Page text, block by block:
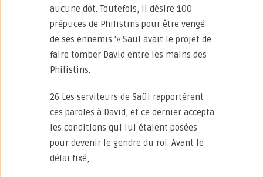
aucune dot. Toutefois, il désire 100
prépuces de Philistins pour être vengé
de ses ennemis.’» Saül avait le projet de
faire tomber David entre les mains des
Philistins.
26 Les serviteurs de Saül rapportèrent
ces paroles à David, et ce dernier accepta
les conditions qui lui étaient posées
pour devenir le gendre du roi. Avant le
délai fixé,